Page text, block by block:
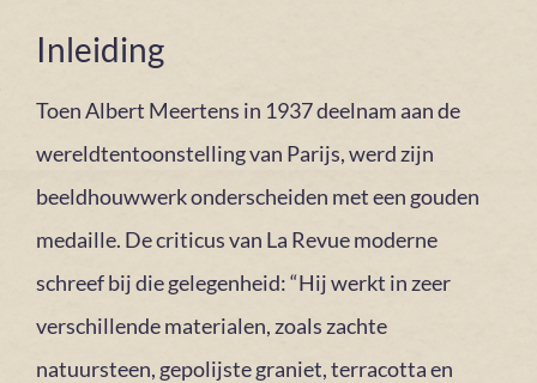
Inleiding
Toen Albert Meertens in 1937 deelnam aan de
wereldtentoonstelling van Parijs, werd zijn
beeldhouwwerk onderscheiden met een gouden
medaille. De criticus van La Revue moderne
schreef bij die gelegenheid: “Hij werkt in zeer
verschillende materialen, zoals zachte
natuursteen, gepolijste graniet, terracotta en